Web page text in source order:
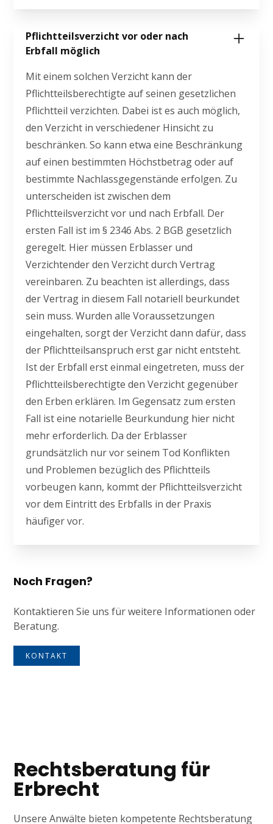
Pflichtteilsverzicht vor oder nach
Erbfall möglich
Mit einem solchen Verzicht kann der
Pflichtteilsberechtigte auf seinen gesetzlichen
Pflichtteil verzichten. Dabei ist es auch möglich,
den Verzicht in verschiedener Hinsicht zu
beschränken. So kann etwa eine Beschränkung
auf einen bestimmten Höchstbetrag oder auf
bestimmte Nachlassgegenstände erfolgen. Zu
unterscheiden ist zwischen dem
Pflichtteilsverzicht vor und nach Erbfall. Der
ersten Fall ist im § 2346 Abs. 2 BGB gesetzlich
geregelt. Hier müssen Erblasser und
Verzichtender den Verzicht durch Vertrag
vereinbaren. Zu beachten ist allerdings, dass
der Vertrag in diesem Fall notariell beurkundet
sein muss. Wurden alle Voraussetzungen
eingehalten, sorgt der Verzicht dann dafür, dass
der Pflichtteilsanspruch erst gar nicht entsteht.
Ist der Erbfall erst einmal eingetreten, muss der
Pflichtteilsberechtigte den Verzicht gegenüber
den Erben erklären. Im Gegensatz zum ersten
Fall ist eine notarielle Beurkundung hier nicht
mehr erforderlich. Da der Erblasser
grundsätzlich nur vor seinem Tod Konflikten
und Problemen bezüglich des Pflichtteils
vorbeugen kann, kommt der Pflichtteilsverzicht
vor dem Eintritt des Erbfalls in der Praxis
häufiger vor.
Noch Fragen?
Kontaktieren Sie uns für weitere Informationen oder
Beratung.
KONTAKT
Rechtsberatung für
Erbrecht
Unsere Anwälte bieten kompetente Rechtsberatung